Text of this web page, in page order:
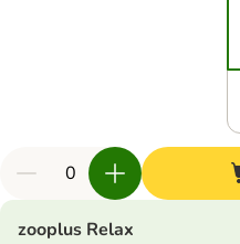
zooplus Relax